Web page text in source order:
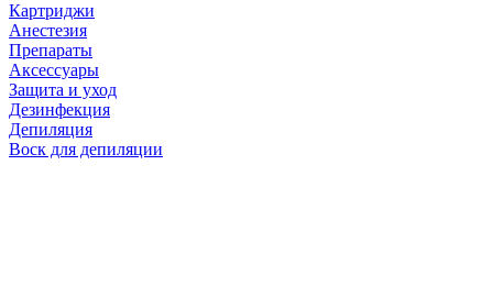
Картриджи
Анестезия
Препараты
Аксессуары
Защита и уход
Дезинфекция
Депиляция
Воск для депиляции